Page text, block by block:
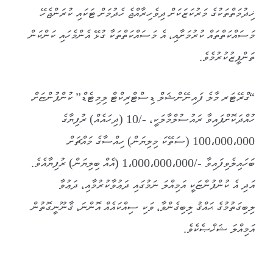
ޚިދުމަތްތަކުގެ މަރުކަޒަކަށް ދިވެހިރާއްޖެ ހެދުމަށް ޓަކައި ކުރަންޖެހޭ
މަސައްކަތްތައް ކުރުމަށާއި، އެ މަސައްކަތްތަކާ ގުޅޭ އެންމެހައި ކަންކަން
ތަންފީޒުކުރުމެވެ.
“ގްރޭޓަރ މާލެ ފައިނޭންޝަލް ޑިސްޓްރިކްޓް ލިމިޓެޑް” ކުންފުންޏަށް
ހުއްދަކޮށްފައިވާ ރައުސުލްމާލަކީ، -/10 (ދިހައެއް) ރުފިޔާގެ
100،000،000 (ސަތޭކަ މިލިޔަން) ހިއްސާގެ މައްޗަށް
ބަހައިލެވިފައިވާ -/1،000،000،000 (އެއް ބިލިޔަން) ރުފިޔާއެވެ.
އަދި އެ ކުންފުންޏަކީ އަމިއްލަ ނަމުގައި ދަޢުވާކުރުމާއި، ދަޢުވާ
ލިބިގަތުމުގެ ޙައްޤު ލިބިގެންވާ، ވަކި ސިއްކައެއް އޮންނަ، ޤާނޫނީގޮތުން
އަމިއްލަ ޝަޚްޞެކެވެ.